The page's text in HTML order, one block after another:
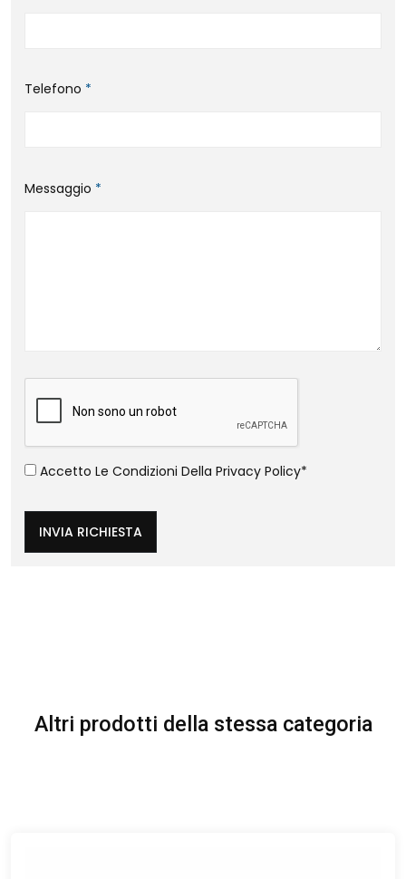
Telefono *
Messaggio *
Accetto Le Condizioni Della Privacy Policy*
INVIA RICHIESTA
Altri prodotti della stessa categoria